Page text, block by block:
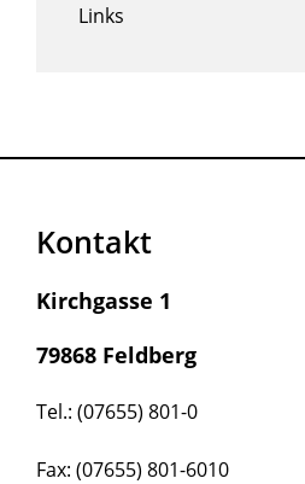
Links
Kontakt
Kirchgasse 1
79868 Feldberg
Tel.: (07655) 801-0
Fax: (07655) 801-6010